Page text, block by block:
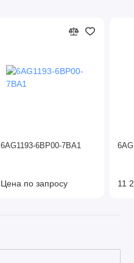
6AG1193-6BP00-7BA1
Цена по запросу 11